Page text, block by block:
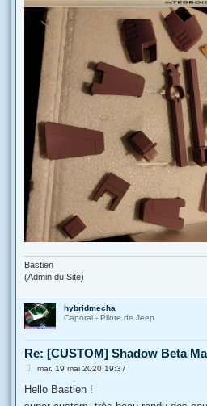
Bastien
(Admin du Site)
hybridmecha
Caporal - Pilote de Jeep
Re: [CUSTOM] Shadow Beta
M
s
mar. 19 mai 2020 19:37
Hello Bastien !